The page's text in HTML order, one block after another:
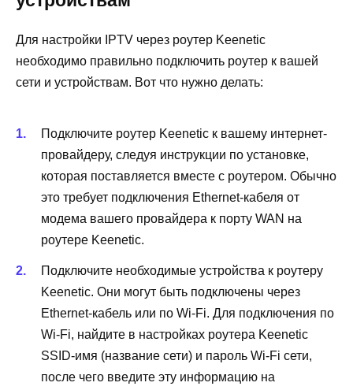
Для настройки IPTV через роутер Keenetic
необходимо правильно подключить роутер к вашей
сети и устройствам. Вот что нужно делать:
Подключите роутер Keenetic к вашему интернет-
провайдеру, следуя инструкции по установке,
которая поставляется вместе с роутером. Обычно
это требует подключения Ethernet-кабеля от
модема вашего провайдера к порту WAN на
роутере Keenetic.
Подключите необходимые устройства к роутеру
Keenetic. Они могут быть подключены через
Ethernet-кабель или по Wi-Fi. Для подключения по
Wi-Fi, найдите в настройках роутера Keenetic
SSID-имя (название сети) и пароль Wi-Fi сети,
после чего введите эту информацию на